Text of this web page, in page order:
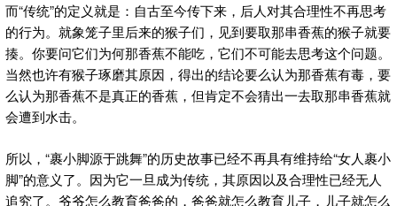
而“传统”的定义就是：自古至今传下来，后人对其合理性不再思考
的行为。就象笼子里后来的猴子们，见到要取那串香蕉的猴子就要
揍。你要问它们为何那香蕉不能吃，它们不可能去思考这个问题。
当然也许有猴子琢磨其原因，得出的结论要么认为那香蕉有毒，要
么认为那香蕉不是真正的香蕉，但肯定不会猜出一去取那串香蕉就
会遭到水击。
所以，“裹小脚源于跳舞”的历史故事已经不再具有维持给“女人裹小
脚”的意义了。因为它一旦成为传统，其原因以及合理性已经无人
追究了。爷爷怎么教育爸爸的，爸爸就怎么教育儿子，儿子就怎么